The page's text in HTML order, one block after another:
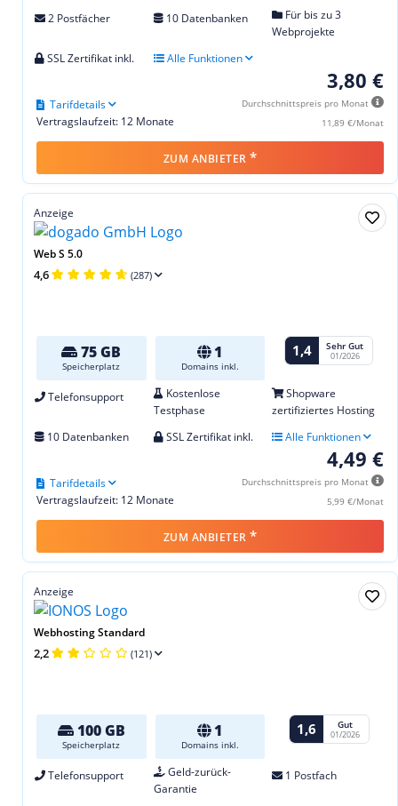
2 Postfächer 10 Datenbanken
Für bis zu 3
Webprojekte
SSL Zertifikat inkl.
Alle Funktionen
3,80 €
Durchschnittspreis pro Monat
11,89 €/Monat
Vertragslaufzeit: 12 Monate
Tarifdetails
ZUM ANBIETER *
Anzeige
Web S 5.0
4,6 (287)
75 GB
Speicherplatz
1
Domains inkl.
1,4 Sehr Gut
01/2026
Telefonsupport
Kostenlose
Testphase
Shopware
zertifiziertes Hosting
10 Datenbanken
SSL Zertifikat inkl. Alle Funktionen
4,49 €
Durchschnittspreis pro Monat
5,99 €/Monat
Vertragslaufzeit: 12 Monate
Tarifdetails
ZUM ANBIETER *
Anzeige
Webhosting Standard
2,2 (121)
100 GB
Speicherplatz
1
Domains inkl.
1,6 Gut
01/2026
Telefonsupport
Geld-zurück-
Garantie
1 Postfach